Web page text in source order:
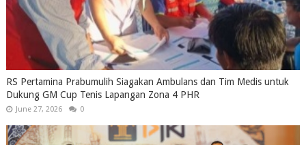
RS Pertamina Prabumulih Siagakan Ambulans dan Tim Medis untuk
Dukung GM Cup Tenis Lapangan Zona 4 PHR
June 27, 2026 0